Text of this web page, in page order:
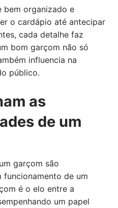
bem organizado e
o cardápio até antecipar
cada detalhe faz
bom garçom não só
influencia na
público.
as
de um
garçom são
funcionamento de um
é o elo entre a
um papel